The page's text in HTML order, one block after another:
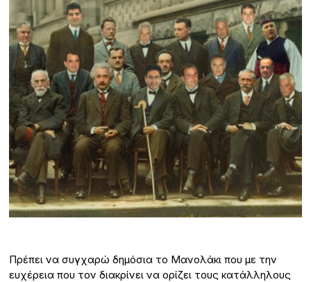
Πρέπει να συγχαρώ δημόσια το Μανολάκι που με την
ευχέρεια που τον διακρίνει να ορίζει τους κατάλληλους